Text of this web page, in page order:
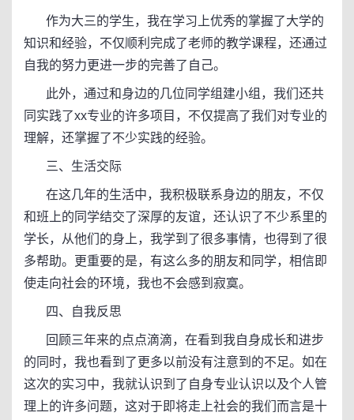
作为大三的学生，我在学习上优秀的掌握了大学的
知识和经验，不仅顺利完成了老师的教学课程，还通过
自我的努力更进一步的完善了自己。
此外，通过和身边的几位同学组建小组，我们还共
同实践了xx专业的许多项目，不仅提高了我们对专业的
理解，还掌握了不少实践的经验。
三、生活交际
在这几年的生活中，我积极联系身边的朋友，不仅
和班上的同学结交了深厚的友谊，还认识了不少系里的
学长，从他们的身上，我学到了很多事情，也得到了很
多帮助。更重要的是，有这么多的朋友和同学，相信即
使走向社会的环境，我也不会感到寂寞。
四、自我反思
回顾三年来的点点滴滴，在看到我自身成长和进步
的同时，我也看到了更多以前没有注意到的不足。如在
这次的实习中，我就认识到了自身专业认识以及个人管
理上的许多问题，这对于即将走上社会的我们而言是十